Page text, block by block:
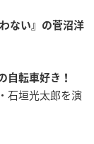
ない』の菅沼洋
自転車好き！
石垣光太郎を演